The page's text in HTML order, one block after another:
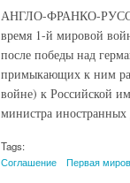
АНГЛО-ФРАНКО-
время 1-й мировой
после победы над
примыкающих к ним
войне) к Российской
министра
Tags:
Соглашение
Первая